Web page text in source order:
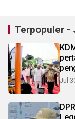
Terpopuler -
Jul